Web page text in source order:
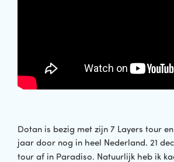
Dotan is bezig met zijn 7 Layers tour
jaar door nog in heel Nederland. 21
tour af in Paradiso. Natuurlijk heb ik